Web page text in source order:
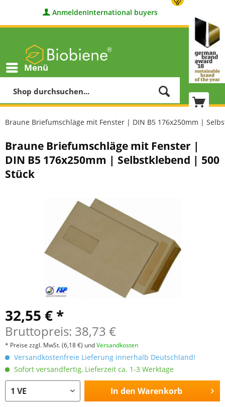
AnmeldenInternational buyers
Menü
Braune Briefumschläge mit Fenster | DIN B5 176x250mm |
Braune Briefumschläge mit Fenster |
DIN B5 176x250mm | Selbstklebend | 500
Stück
32,55 € *
Bruttopreis: 38,73 €
* Preise zzgl. MwSt.(6,18 €) undVersandkosten
Versandkostenfreie Lieferung innerhalb Deutschland!
Sofort versandfertig, Lieferzeit ca. 1-3 Werktage
In den Warenkorb